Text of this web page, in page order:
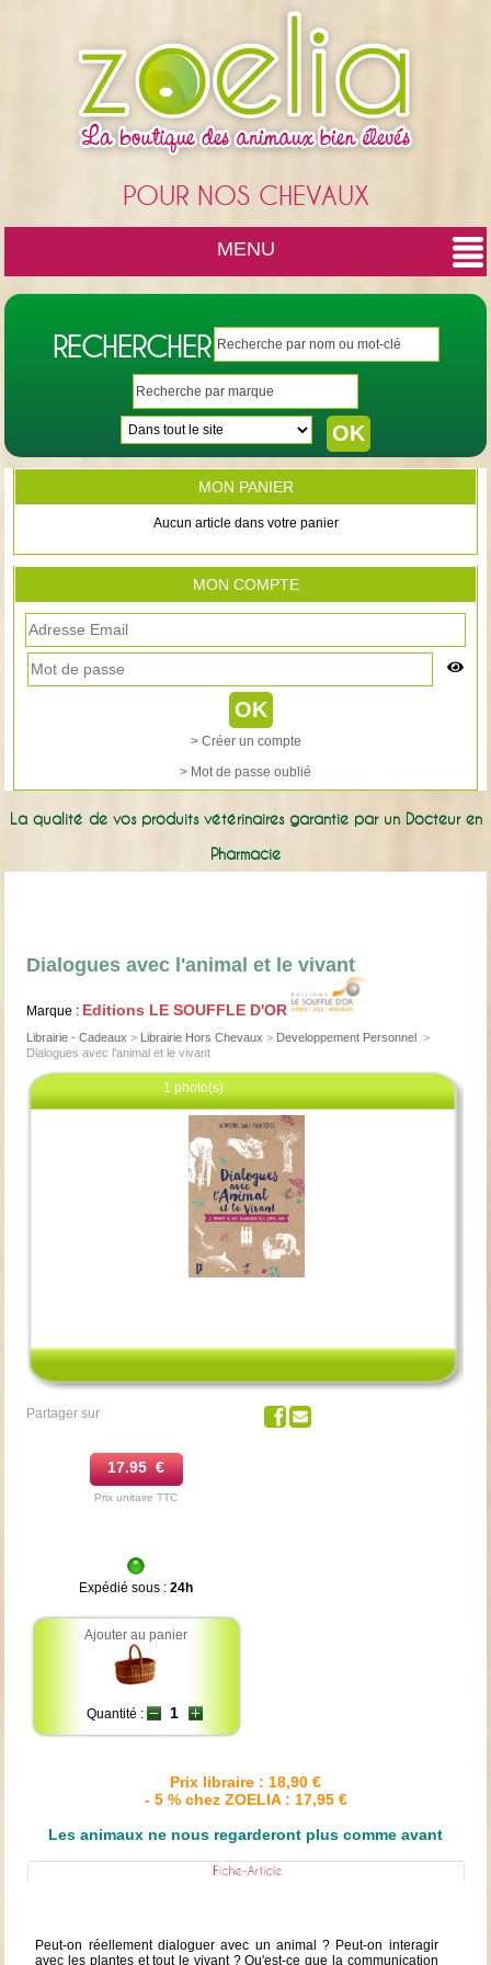
POUR NOS CHEVAUX
MENU
RECHERCHER
MON PANIER
Aucun article dans votre panier
MON COMPTE
> Créer un compte
> Mot de passe oublié
La qualité de vos produits vétérinaires garantie par un Docteur en
Pharmacie
Dialogues avec l'animal et le vivant
Marque : Editions LE SOUFFLE D'OR
Librairie - Cadeaux > Librairie Hors Chevaux > Developpement Personnel >
Dialogues avec l'animal et le vivant
1 photo(s)
Partager sur
17.95 €
Prix unitaire TTC
Expédié sous :24h
Ajouter au panier
Quantité :
Prix libraire : 18,90 €
- 5 % chez ZOELIA : 17,95 €
Les animaux ne nous regarderont plus comme avant
Peut-on réellement dialoguer avec un animal ? Peut-on interagir
avec les plantes et tout le vivant ? Qu'est-ce que la communication